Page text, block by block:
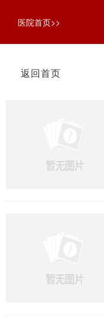
医院首页>>
返回首页